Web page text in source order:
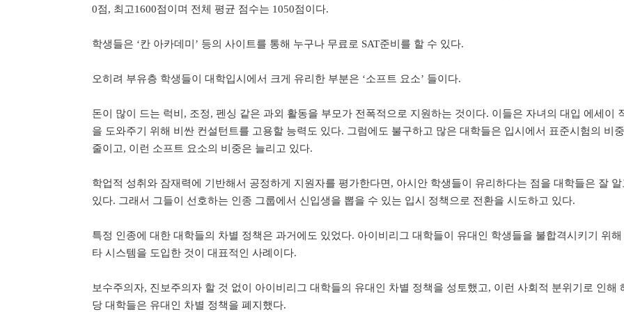
0점, 최고1600점이며 전체 평균 점수는 1050점이다.
학생들은 ‘칸 아카데미’ 등의 사이트를 통해 누구나 무료로 SAT준비를 할 수 있다.
오히려 부유층 학생들이 대학입시에서 크게 유리한 부분은 ‘소프트 요소’ 들이다.
돈이 많이 드는 럭비, 조정, 펜싱 같은 과외 활동을 부모가 전폭적으로 지원하는 것이다. 이들은 자녀의 대입 에세이
을 도와주기 위해 비싼 컨설턴트를 고용할 능력도 있다. 그럼에도 불구하고 많은 대학들은 입시에서 표준시험의 비
줄이고, 이런 소프트 요소의 비중은 늘리고 있다.
학업적 성취와 잠재력에 기반해서 공정하게 지원자를 평가한다면, 아시안 학생들이 유리하다는 점을 대학들은 잘 알
있다. 그래서 그들이 선호하는 인종 그룹에서 신입생을 뽑을 수 있는 입시 정책으로 전환을 시도하고 있다.
특정 인종에 대한 대학들의 차별 정책은 과거에도 있었다. 아이비리그 대학들이 유대인 학생들을 불합격시키기 위해
타 시스템을 도입한 것이 대표적인 사례이다.
보수주의자, 진보주의자 할 것 없이 아이비리그 대학들의 유대인 차별 정책을 성토했고, 이런 사회적 분위기로 인해
당 대학들은 유대인 차별 정책을 폐지했다.